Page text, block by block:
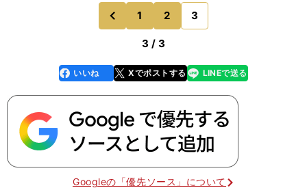
前
のページへ
1 2 3
3 / 3
faceboo
k
いいね Xでポストする
line LINEで送る
Googleの「優先ソース」について